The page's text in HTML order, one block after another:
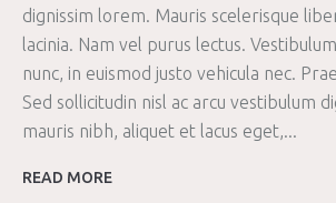
dignissim lorem. Mauris scelerisque
lacinia. Nam vel purus lectus.
nunc, in euismod justo vehicula nec.
Sed sollicitudin nisl ac arcu vestibulum
mauris nibh, aliquet et lacus eget,...
READ MORE